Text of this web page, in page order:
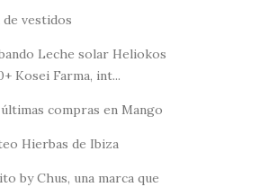
de vestidos
Leche solar Heliokos
Kosei Farma, int...
compras en Mango
Hierbas de Ibiza
by Chus, una marca que